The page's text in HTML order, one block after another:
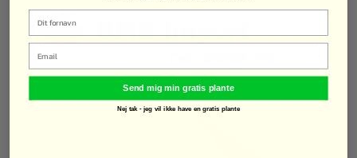
Send mig min gratis plante
Nej tak - jeg vil ikke have en gratis plante